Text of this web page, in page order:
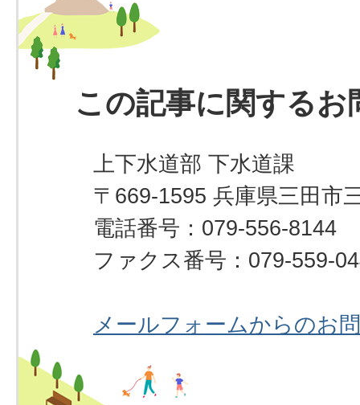
この記事に関するお
上下水道部 下水道課
〒669-1595 兵庫県三田市
電話番号：079-556-8144
ファクス番号：079-559-
メールフォームからのお